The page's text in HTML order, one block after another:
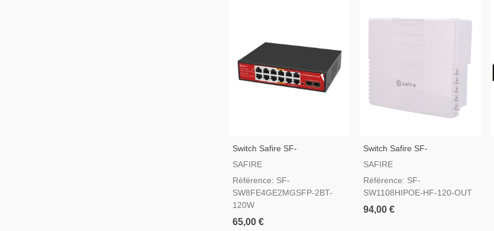
Switch Safire SF-
SW8FE4GE2MGSFP-2BT-
SAFIRE
Référence: SF-
SW8FE4GE2MGSFP-2BT-
120W
65,00 €
Switch Safire SF-
SW1108HIPOE-HF-120-OUT
SAFIRE
Référence: SF-
SW1108HIPOE-HF-120-OUT
94,00 €